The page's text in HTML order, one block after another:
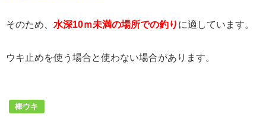
そのため、 水深10ｍ未満の場所での釣り に適しています。
ウキ止めを使う場合と使わない場合があります。
棒ウキ